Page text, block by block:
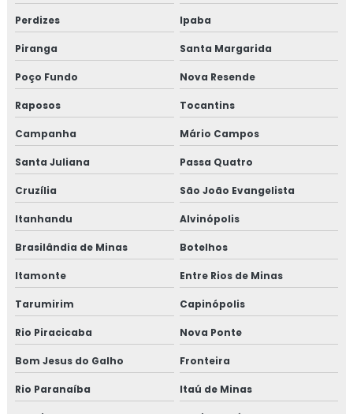
Perdizes Ipaba
Piranga Santa Margarida
Poço Fundo Nova Resende
Raposos Tocantins
Campanha Mário Campos
Santa Juliana Passa Quatro
Cruzília São João Evangelista
Itanhandu Alvinópolis
Brasilândia de Minas Botelhos
Itamonte Entre Rios de Minas
Tarumirim Capinópolis
Rio Piracicaba Nova Ponte
Bom Jesus do Galho Fronteira
Rio Paranaíba Itaú de Minas